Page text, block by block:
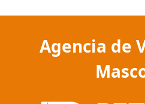
Agencia de